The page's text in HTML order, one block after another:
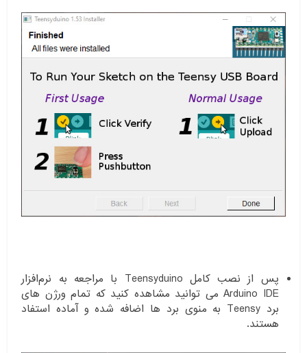
پس از نصب کامل Teensyduino با مراجعه به نرم‌افزار
Arduino IDE می توانید مشاهده کنید که تمام ورژن های
برد Teensy به منوی برد ها اضافه شده و آماده استفاد
هستند.